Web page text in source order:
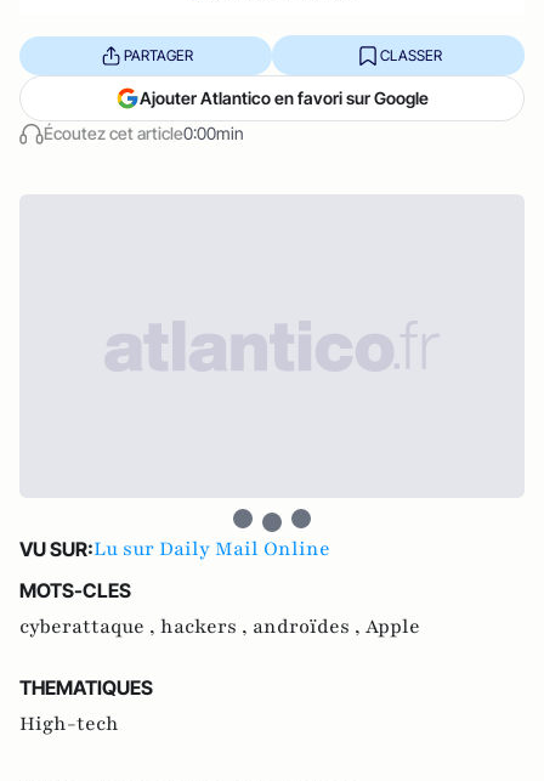
Écoutez cet article0:00min
PARTAGER CLASSER
Ajouter Atlantico en favori sur Google
VU SUR:Lu sur Daily Mail Online
MOTS-CLES
cyberattaque , hackers , androïdes , Apple
THEMATIQUES
High-tech